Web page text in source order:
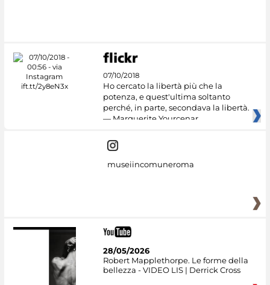
07/10/2018
Ho cercato la libertà più che la
potenza, e quest'ultima soltanto
perché, in parte, secondava la libertà.
— Marguerite Yourcenar
museiincomuneroma
28/05/2026
Robert Mapplethorpe. Le forme della
bellezza - VIDEO LIS | Derrick Cross